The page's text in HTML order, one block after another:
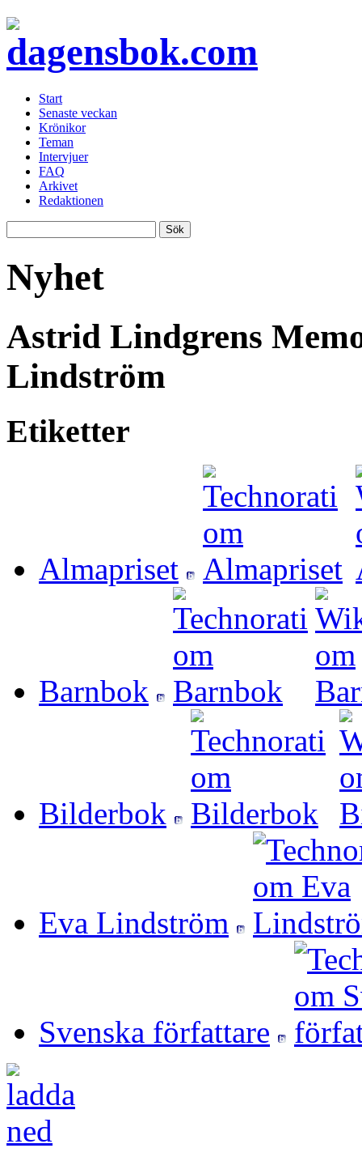
Start
Senaste veckan
Krönikor
Teman
Intervjuer
FAQ
Arkivet
Redaktionen
Nyhet
Astrid Lindgrens
Lindström
Etiketter
Almapriset
Barnbok
Bilderbok
Eva Lindström
Svenska författare